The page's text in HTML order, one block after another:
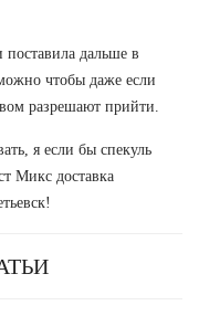
дальше в
чтобы даже если
разрешают прийти.
я если бы спекуль
Микс доставка